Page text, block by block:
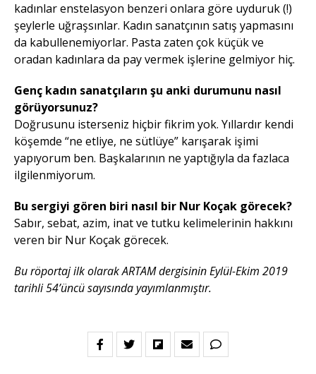
kadınlar enstelasyon benzeri onlara göre uyduruk (!)
şeylerle uğraşsınlar. Kadın sanatçının satış yapmasını
da kabullenemiyorlar. Pasta zaten çok küçük ve
oradan kadınlara da pay vermek işlerine gelmiyor hiç.
Genç kadın sanatçıların şu anki durumunu nasıl
görüyorsunuz?
Doğrusunu isterseniz hiçbir fikrim yok. Yıllardır kendi
köşemde “ne etliye, ne sütlüye” karışarak işimi
yapıyorum ben. Başkalarının ne yaptığıyla da fazlaca
ilgilenmiyorum.
Bu sergiyi gören biri nasıl bir Nur Koçak görecek?
Sabır, sebat, azim, inat ve tutku kelimelerinin hakkını
veren bir Nur Koçak görecek.
Bu röportaj ilk olarak ARTAM dergisinin Eylül-Ekim 2019
tarihli 54’üncü sayısında yayımlanmıştır.